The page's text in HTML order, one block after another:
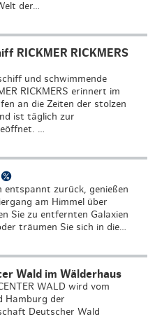
der…
RICKMER RICKMERS
und schwimmende
RICKMERS erinnert im
an die Zeiten der stolzen
ist täglich zur
…
entspannt zurück, genießen
am Himmel über
Sie zu entfernten Galaxien
träumen Sie sich in die…
Wald im Wälderhaus
WALD wird vom
Hamburg der
Deutscher Wald